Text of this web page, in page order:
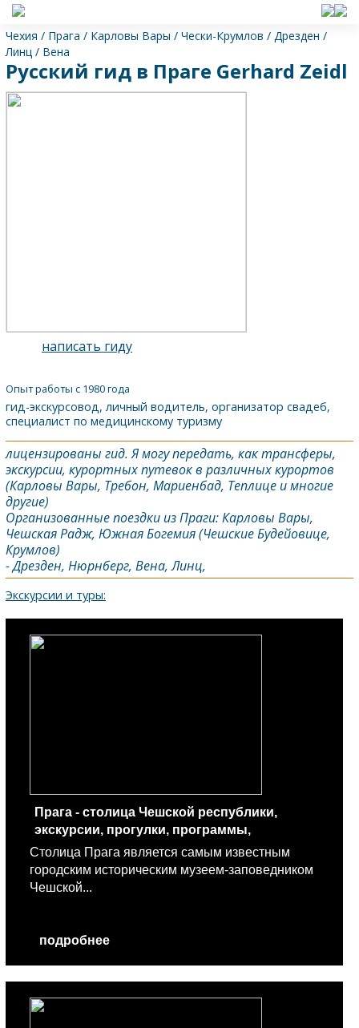
Чехия / Прага / Карловы Вары / Чески-Крумлов / Дрезден /
Линц / Вена
Русский гид в Праге Gerhard Zeidl
написать гиду
Опыт работы с 1980 года
гид-экскурсовод, личный водитель, организатор свадеб,
специалист по медицинскому туризму
лицензированы гид. Я могу передать, как трансферы,
экскурсии, курортных путевок в различных курортов
(Карловы Вары, Требон, Мариенбад, Теплице и многие
другие)
Организованные поездки из Праги: Карловы Вары,
Чешская Радж, Южная Богемия (Чешские Будейовице,
Крумлов)
- Дрезден, Нюрнберг, Вена, Линц,
Экскурсии и туры:
Прага - столица Чешской республики,
экскурсии, прогулки, программы,
аттракционы
Столица Прага является самым известным
городским историческим музеем-заповедником
Чешской...
подробнее